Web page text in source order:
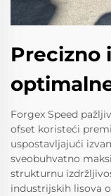
Precizno
Forgex Speed
ofset koristeći
uspostavljajući
sveobuhvatno
strukturnu
industrijskih lisova